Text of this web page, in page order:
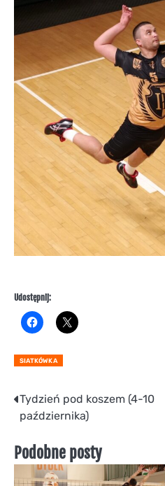
Udostępnij:
SIATKÓWKA
Nawigacja
wpisu
Tydzień pod koszem (4-10
października)
Podobne posty